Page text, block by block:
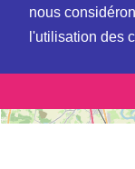
nous
l'utilisation des